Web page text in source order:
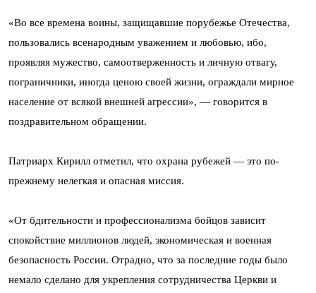
«Во все времена воины, защищавшие порубежье Отечества,
пользовались всенародным уважением и любовью, ибо,
проявляя мужество, самоотверженность и личную отвагу,
пограничники, иногда ценою своей жизни, ограждали мирное
население от всякой внешней агрессии», — говорится в
поздравительном обращении.
Патриарх Кирилл отметил, что охрана рубежей — это по-
прежнему нелегкая и опасная миссия.
«От бдительности и профессионализма бойцов зависит
спокойствие миллионов людей, экономическая и военная
безопасность России. Отрадно, что за последние годы было
немало сделано для укрепления сотрудничества Церкви и